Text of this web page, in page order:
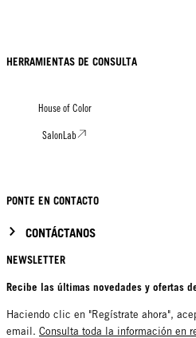
HERRAMIENTAS DE CONSULTA
House of Color
SalonLab
PONTE EN CONTACTO
CONTÁCTANOS
NEWSLETTER
Recibe las últimas novedades y ofertas
Haciendo clic en "Regístrate ahora",
email. Consulta toda la información en